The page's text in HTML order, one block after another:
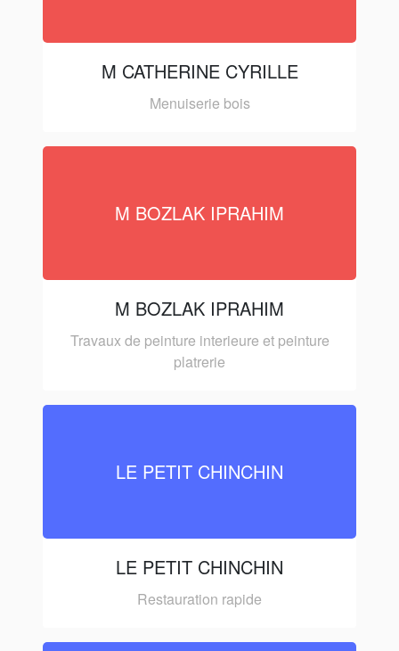
M CATHERINE CYRILLE
Menuiserie bois
M BOZLAK IPRAHIM
M BOZLAK IPRAHIM
Travaux de peinture interieure et peinture
platrerie
LE PETIT CHINCHIN
LE PETIT CHINCHIN
Restauration rapide